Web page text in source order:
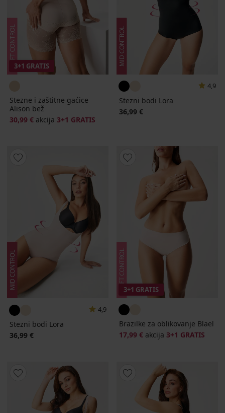
3+1 GRATIS
Stezne i zaštitne gaćice
Alison bež
30,99 € akcija 3+1 GRATIS
4,9
Stezni bodi Lora
36,99 €
4,9
Stezni bodi Lora
36,99 €
3+1 GRATIS
Brazilke za oblikovanje Blael
17,99 € akcija 3+1 GRATIS